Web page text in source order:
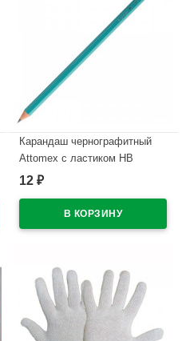
Карандаш чернографитный
Attomex с ластиком НВ
зеленый корпус, пластиковый
12 ₽